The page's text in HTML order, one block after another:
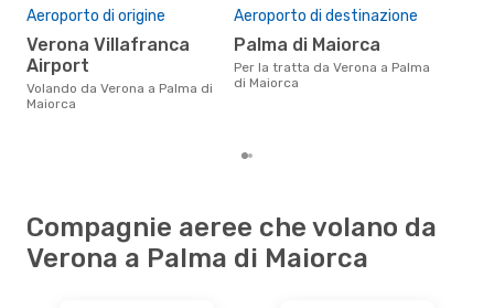
Aeroporto di origine
Verona Villafranca
Airport
Volando da Verona a Palma di
Maiorca
Aeroporto di destinazione
Palma di Maiorca
Per la tratta da Verona a Palma
di Maiorca
Compagnie aeree che volano da
Verona a Palma di Maiorca